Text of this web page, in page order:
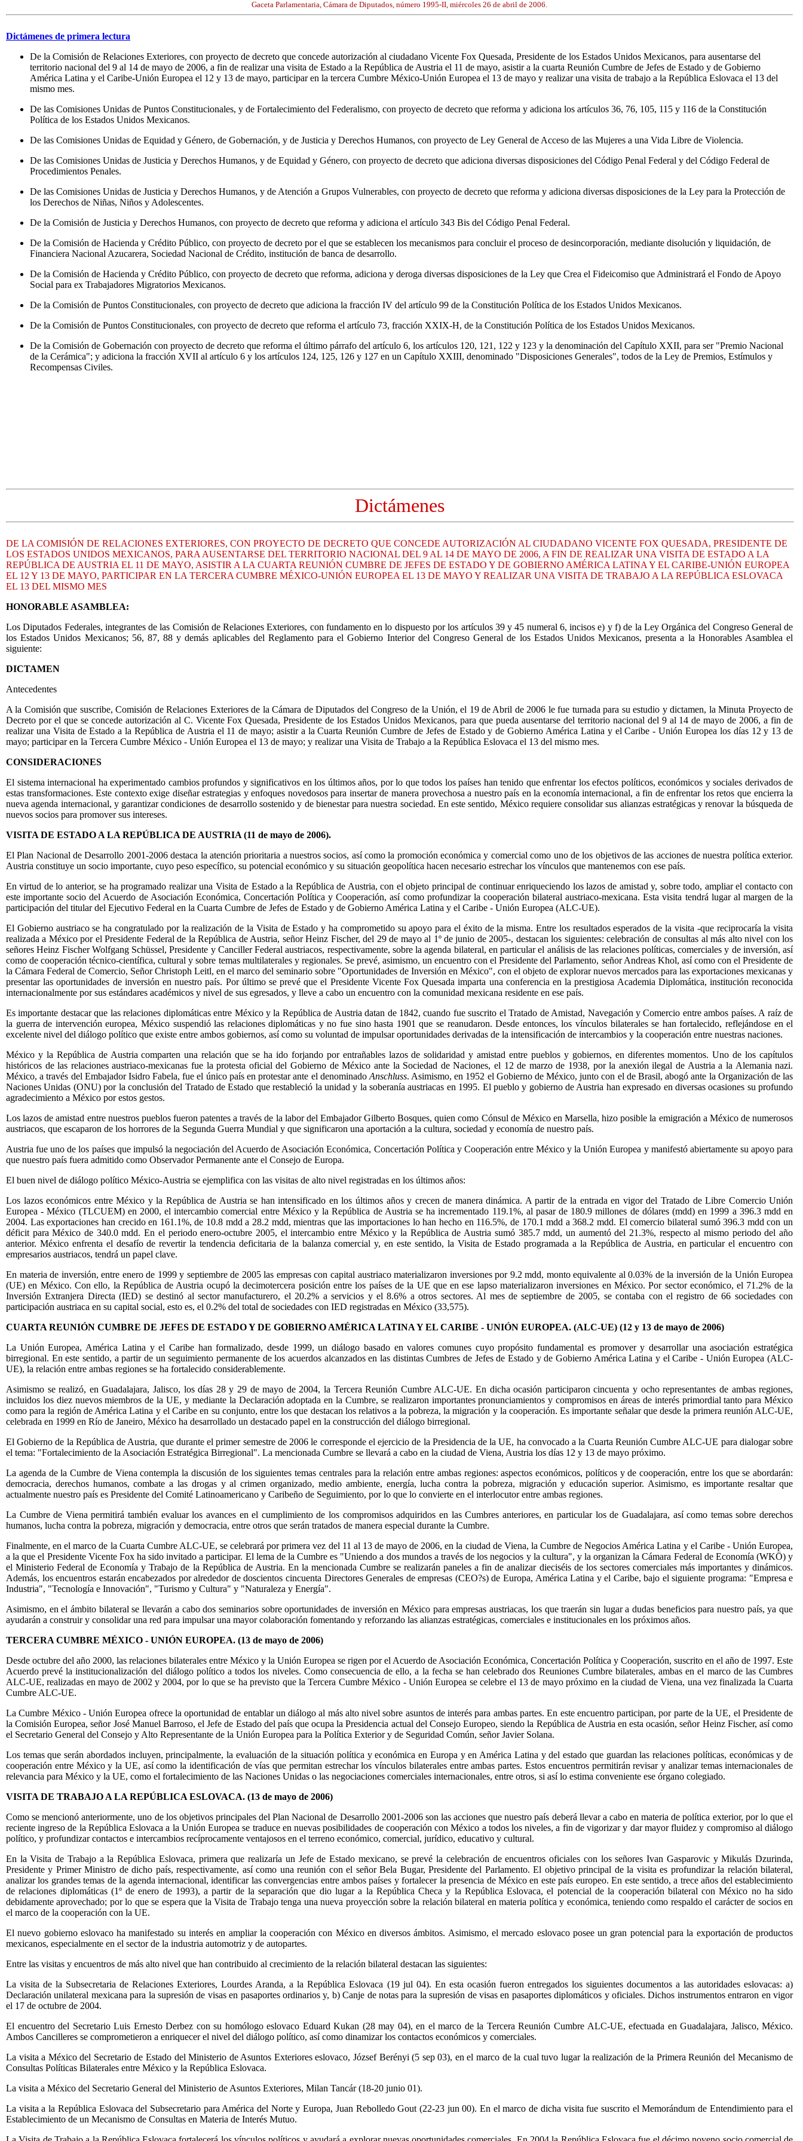
Gaceta Parlamentaria, Cámara de Diputados, número 1995-II, miércoles 26 de abril de 2006.
Dictámenes de primera lectura
De la Comisión de Relaciones Exteriores, con proyecto de decreto que concede autorización al ciudadano Vicente Fox Quesada, Presidente de los Estados Unidos Mexicanos, para ausentarse del
territorio nacional del 9 al 14 de mayo de 2006, a fin de realizar una visita de Estado a la República de Austria el 11 de mayo, asistir a la cuarta Reunión Cumbre de Jefes de Estado y de Gobierno
América Latina y el Caribe-Unión Europea el 12 y 13 de mayo, participar en la tercera Cumbre México-Unión Europea el 13 de mayo y realizar una visita de trabajo a la República Eslovaca el 13 del
mismo mes.
De las Comisiones Unidas de Puntos Constitucionales, y de Fortalecimiento del Federalismo, con proyecto de decreto que reforma y adiciona los artículos 36, 76, 105, 115 y 116 de la Constitución
Política de los Estados Unidos Mexicanos.
De las Comisiones Unidas de Equidad y Género, de Gobernación, y de Justicia y Derechos Humanos, con proyecto de Ley General de Acceso de las Mujeres a una Vida Libre de Violencia.
De las Comisiones Unidas de Justicia y Derechos Humanos, y de Equidad y Género, con proyecto de decreto que adiciona diversas disposiciones del Código Penal Federal y del Código Federal de
Procedimientos Penales.
De las Comisiones Unidas de Justicia y Derechos Humanos, y de Atención a Grupos Vulnerables, con proyecto de decreto que reforma y adiciona diversas disposiciones de la Ley para la Protección de
los Derechos de Niñas, Niños y Adolescentes.
De la Comisión de Justicia y Derechos Humanos, con proyecto de decreto que reforma y adiciona el artículo 343 Bis del Código Penal Federal.
De la Comisión de Hacienda y Crédito Público, con proyecto de decreto por el que se establecen los mecanismos para concluir el proceso de desincorporación, mediante disolución y liquidación, de
Financiera Nacional Azucarera, Sociedad Nacional de Crédito, institución de banca de desarrollo.
De la Comisión de Hacienda y Crédito Público, con proyecto de decreto que reforma, adiciona y deroga diversas disposiciones de la Ley que Crea el Fideicomiso que Administrará el Fondo de Apoyo
Social para ex Trabajadores Migratorios Mexicanos.
De la Comisión de Puntos Constitucionales, con proyecto de decreto que adiciona la fracción IV del artículo 99 de la Constitución Política de los Estados Unidos Mexicanos.
De la Comisión de Puntos Constitucionales, con proyecto de decreto que reforma el artículo 73, fracción XXIX-H, de la Constitución Política de los Estados Unidos Mexicanos.
De la Comisión de Gobernación con proyecto de decreto que reforma el último párrafo del artículo 6, los artículos 120, 121, 122 y 123 y la denominación del Capítulo XXII, para ser "Premio Nacional
de la Cerámica"; y adiciona la fracción XVII al artículo 6 y los artículos 124, 125, 126 y 127 en un Capítulo XXIII, denominado "Disposiciones Generales", todos de la Ley de Premios, Estímulos y
Recompensas Civiles.
Dictámenes
DE LA COMISIÓN DE RELACIONES EXTERIORES, CON PROYECTO DE DECRETO QUE CONCEDE AUTORIZACIÓN AL CIUDADANO VICENTE FOX QUESADA, PRESIDENTE DE
LOS ESTADOS UNIDOS MEXICANOS, PARA AUSENTARSE DEL TERRITORIO NACIONAL DEL 9 AL 14 DE MAYO DE 2006, A FIN DE REALIZAR UNA VISITA DE ESTADO A LA
REPÚBLICA DE AUSTRIA EL 11 DE MAYO, ASISTIR A LA CUARTA REUNIÓN CUMBRE DE JEFES DE ESTADO Y DE GOBIERNO AMÉRICA LATINA Y EL CARIBE-UNIÓN EUROPEA
EL 12 Y 13 DE MAYO, PARTICIPAR EN LA TERCERA CUMBRE MÉXICO-UNIÓN EUROPEA EL 13 DE MAYO Y REALIZAR UNA VISITA DE TRABAJO A LA REPÚBLICA ESLOVACA
EL 13 DEL MISMO MES
HONORABLE ASAMBLEA:
Los Diputados Federales, integrantes de las Comisión de Relaciones Exteriores, con fundamento en lo dispuesto por los artículos 39 y 45 numeral 6, incisos e) y f) de la Ley Orgánica del Congreso General de
los Estados Unidos Mexicanos; 56, 87, 88 y demás aplicables del Reglamento para el Gobierno Interior del Congreso General de los Estados Unidos Mexicanos, presenta a la Honorables Asamblea el
siguiente:
DICTAMEN
Antecedentes
A la Comisión que suscribe, Comisión de Relaciones Exteriores de la Cámara de Diputados del Congreso de la Unión, el 19 de Abril de 2006 le fue turnada para su estudio y dictamen, la Minuta Proyecto de
Decreto por el que se concede autorización al C. Vicente Fox Quesada, Presidente de los Estados Unidos Mexicanos, para que pueda ausentarse del territorio nacional del 9 al 14 de mayo de 2006, a fin de
realizar una Visita de Estado a la República de Austria el 11 de mayo; asistir a la Cuarta Reunión Cumbre de Jefes de Estado y de Gobierno América Latina y el Caribe - Unión Europea los días 12 y 13 de
mayo; participar en la Tercera Cumbre México - Unión Europea el 13 de mayo; y realizar una Visita de Trabajo a la República Eslovaca el 13 del mismo mes.
CONSIDERACIONES
El sistema internacional ha experimentado cambios profundos y significativos en los últimos años, por lo que todos los países han tenido que enfrentar los efectos políticos, económicos y sociales derivados de
estas transformaciones. Este contexto exige diseñar estrategias y enfoques novedosos para insertar de manera provechosa a nuestro país en la economía internacional, a fin de enfrentar los retos que encierra la
nueva agenda internacional, y garantizar condiciones de desarrollo sostenido y de bienestar para nuestra sociedad. En este sentido, México requiere consolidar sus alianzas estratégicas y renovar la búsqueda de
nuevos socios para promover sus intereses.
VISITA DE ESTADO A LA REPÚBLICA DE AUSTRIA (11 de mayo de 2006).
El Plan Nacional de Desarrollo 2001-2006 destaca la atención prioritaria a nuestros socios, así como la promoción económica y comercial como uno de los objetivos de las acciones de nuestra política exterior.
Austria constituye un socio importante, cuyo peso específico, su potencial económico y su situación geopolítica hacen necesario estrechar los vínculos que mantenemos con ese país.
En virtud de lo anterior, se ha programado realizar una Visita de Estado a la República de Austria, con el objeto principal de continuar enriqueciendo los lazos de amistad y, sobre todo, ampliar el contacto con
este importante socio del Acuerdo de Asociación Económica, Concertación Política y Cooperación, así como profundizar la cooperación bilateral austriaco-mexicana. Esta visita tendrá lugar al margen de la
participación del titular del Ejecutivo Federal en la Cuarta Cumbre de Jefes de Estado y de Gobierno América Latina y el Caribe - Unión Europea (ALC-UE).
El Gobierno austriaco se ha congratulado por la realización de la Visita de Estado y ha comprometido su apoyo para el éxito de la misma. Entre los resultados esperados de la visita -que reciprocaría la visita
realizada a México por el Presidente Federal de la República de Austria, señor Heinz Fischer, del 29 de mayo al 1º de junio de 2005-, destacan los siguientes: celebración de consultas al más alto nivel con los
señores Heinz Fischer Wolfgang Schüssel, Presidente y Canciller Federal austriacos, respectivamente, sobre la agenda bilateral, en particular el análisis de las relaciones políticas, comerciales y de inversión, así
como de cooperación técnico-científica, cultural y sobre temas multilaterales y regionales. Se prevé, asimismo, un encuentro con el Presidente del Parlamento, señor Andreas Khol, así como con el Presidente de
la Cámara Federal de Comercio, Señor Christoph Leitl, en el marco del seminario sobre "Oportunidades de Inversión en México", con el objeto de explorar nuevos mercados para las exportaciones mexicanas y
presentar las oportunidades de inversión en nuestro país. Por último se prevé que el Presidente Vicente Fox Quesada imparta una conferencia en la prestigiosa Academia Diplomática, institución reconocida
internacionalmente por sus estándares académicos y nivel de sus egresados, y lleve a cabo un encuentro con la comunidad mexicana residente en ese país.
Es importante destacar que las relaciones diplomáticas entre México y la República de Austria datan de 1842, cuando fue suscrito el Tratado de Amistad, Navegación y Comercio entre ambos países. A raíz de
la guerra de intervención europea, México suspendió las relaciones diplomáticas y no fue sino hasta 1901 que se reanudaron. Desde entonces, los vínculos bilaterales se han fortalecido, reflejándose en el
excelente nivel del diálogo político que existe entre ambos gobiernos, así como su voluntad de impulsar oportunidades derivadas de la intensificación de intercambios y la cooperación entre nuestras naciones.
México y la República de Austria comparten una relación que se ha ido forjando por entrañables lazos de solidaridad y amistad entre pueblos y gobiernos, en diferentes momentos. Uno de los capítulos
históricos de las relaciones austriaco-mexicanas fue la protesta oficial del Gobierno de México ante la Sociedad de Naciones, el 12 de marzo de 1938, por la anexión ilegal de Austria a la Alemania nazi.
México, a través del Embajador Isidro Fabela, fue el único país en protestar ante el denominado Anschluss. Asimismo, en 1952 el Gobierno de México, junto con el de Brasil, abogó ante la Organización de las
Naciones Unidas (ONU) por la conclusión del Tratado de Estado que restableció la unidad y la soberanía austriacas en 1995. El pueblo y gobierno de Austria han expresado en diversas ocasiones su profundo
agradecimiento a México por estos gestos.
Los lazos de amistad entre nuestros pueblos fueron patentes a través de la labor del Embajador Gilberto Bosques, quien como Cónsul de México en Marsella, hizo posible la emigración a México de numerosos
austriacos, que escaparon de los horrores de la Segunda Guerra Mundial y que significaron una aportación a la cultura, sociedad y economía de nuestro país.
Austria fue uno de los países que impulsó la negociación del Acuerdo de Asociación Económica, Concertación Política y Cooperación entre México y la Unión Europea y manifestó abiertamente su apoyo para
que nuestro país fuera admitido como Observador Permanente ante el Consejo de Europa.
El buen nivel de diálogo político México-Austria se ejemplifica con las visitas de alto nivel registradas en los últimos años:
Los lazos económicos entre México y la República de Austria se han intensificado en los últimos años y crecen de manera dinámica. A partir de la entrada en vigor del Tratado de Libre Comercio Unión
Europea - México (TLCUEM) en 2000, el intercambio comercial entre México y la República de Austria se ha incrementado 119.1%, al pasar de 180.9 millones de dólares (mdd) en 1999 a 396.3 mdd en
2004. Las exportaciones han crecido en 161.1%, de 10.8 mdd a 28.2 mdd, mientras que las importaciones lo han hecho en 116.5%, de 170.1 mdd a 368.2 mdd. El comercio bilateral sumó 396.3 mdd con un
déficit para México de 340.0 mdd. En el periodo enero-octubre 2005, el intercambio entre México y la República de Austria sumó 385.7 mdd, un aumentó del 21.3%, respecto al mismo periodo del año
anterior. México enfrenta el desafío de revertir la tendencia deficitaria de la balanza comercial y, en este sentido, la Visita de Estado programada a la República de Austria, en particular el encuentro con
empresarios austriacos, tendrá un papel clave.
En materia de inversión, entre enero de 1999 y septiembre de 2005 las empresas con capital austriaco materializaron inversiones por 9.2 mdd, monto equivalente al 0.03% de la inversión de la Unión Europea
(UE) en México. Con ello, la República de Austria ocupó la decimotercera posición entre los países de la UE que en ese lapso materializaron inversiones en México. Por sector económico, el 71.2% de la
Inversión Extranjera Directa (IED) se destinó al sector manufacturero, el 20.2% a servicios y el 8.6% a otros sectores. Al mes de septiembre de 2005, se contaba con el registro de 66 sociedades con
participación austriaca en su capital social, esto es, el 0.2% del total de sociedades con IED registradas en México (33,575).
CUARTA REUNIÓN CUMBRE DE JEFES DE ESTADO Y DE GOBIERNO AMÉRICA LATINA Y EL CARIBE - UNIÓN EUROPEA. (ALC-UE) (12 y 13 de mayo de 2006)
La Unión Europea, América Latina y el Caribe han formalizado, desde 1999, un diálogo basado en valores comunes cuyo propósito fundamental es promover y desarrollar una asociación estratégica
birregional. En este sentido, a partir de un seguimiento permanente de los acuerdos alcanzados en las distintas Cumbres de Jefes de Estado y de Gobierno América Latina y el Caribe - Unión Europea (ALC-
UE), la relación entre ambas regiones se ha fortalecido considerablemente.
Asimismo se realizó, en Guadalajara, Jalisco, los días 28 y 29 de mayo de 2004, la Tercera Reunión Cumbre ALC-UE. En dicha ocasión participaron cincuenta y ocho representantes de ambas regiones,
incluidos los diez nuevos miembros de la UE, y mediante la Declaración adoptada en la Cumbre, se realizaron importantes pronunciamientos y compromisos en áreas de interés primordial tanto para México
como para la región de América Latina y el Caribe en su conjunto, entre los que destacan los relativos a la pobreza, la migración y la cooperación. Es importante señalar que desde la primera reunión ALC-UE,
celebrada en 1999 en Río de Janeiro, México ha desarrollado un destacado papel en la construcción del diálogo birregional.
El Gobierno de la República de Austria, que durante el primer semestre de 2006 le corresponde el ejercicio de la Presidencia de la UE, ha convocado a la Cuarta Reunión Cumbre ALC-UE para dialogar sobre
el tema: "Fortalecimiento de la Asociación Estratégica Birregional". La mencionada Cumbre se llevará a cabo en la ciudad de Viena, Austria los días 12 y 13 de mayo próximo.
La agenda de la Cumbre de Viena contempla la discusión de los siguientes temas centrales para la relación entre ambas regiones: aspectos económicos, políticos y de cooperación, entre los que se abordarán:
democracia, derechos humanos, combate a las drogas y al crimen organizado, medio ambiente, energía, lucha contra la pobreza, migración y educación superior. Asimismo, es importante resaltar que
actualmente nuestro país es Presidente del Comité Latinoamericano y Caribeño de Seguimiento, por lo que lo convierte en el interlocutor entre ambas regiones.
La Cumbre de Viena permitirá también evaluar los avances en el cumplimiento de los compromisos adquiridos en las Cumbres anteriores, en particular los de Guadalajara, así como temas sobre derechos
humanos, lucha contra la pobreza, migración y democracia, entre otros que serán tratados de manera especial durante la Cumbre.
Finalmente, en el marco de la Cuarta Cumbre ALC-UE, se celebrará por primera vez del 11 al 13 de mayo de 2006, en la ciudad de Viena, la Cumbre de Negocios América Latina y el Caribe - Unión Europea,
a la que el Presidente Vicente Fox ha sido invitado a participar. El lema de la Cumbre es "Uniendo a dos mundos a través de los negocios y la cultura", y la organizan la Cámara Federal de Economía (WKÖ) y
el Ministerio Federal de Economía y Trabajo de la República de Austria. En la mencionada Cumbre se realizarán paneles a fin de analizar dieciséis de los sectores comerciales más importantes y dinámicos.
Además, los encuentros estarán encabezados por alrededor de doscientos cincuenta Directores Generales de empresas (CEO?s) de Europa, América Latina y el Caribe, bajo el siguiente programa: "Empresa e
Industria", "Tecnología e Innovación", "Turismo y Cultura" y "Naturaleza y Energía".
Asimismo, en el ámbito bilateral se llevarán a cabo dos seminarios sobre oportunidades de inversión en México para empresas austriacas, los que traerán sin lugar a dudas beneficios para nuestro país, ya que
ayudarán a construir y consolidar una red para impulsar una mayor colaboración fomentando y reforzando las alianzas estratégicas, comerciales e institucionales en los próximos años.
TERCERA CUMBRE MÉXICO - UNIÓN EUROPEA. (13 de mayo de 2006)
Desde octubre del año 2000, las relaciones bilaterales entre México y la Unión Europea se rigen por el Acuerdo de Asociación Económica, Concertación Política y Cooperación, suscrito en el año de 1997. Este
Acuerdo prevé la institucionalización del diálogo político a todos los niveles. Como consecuencia de ello, a la fecha se han celebrado dos Reuniones Cumbre bilaterales, ambas en el marco de las Cumbres
ALC-UE, realizadas en mayo de 2002 y 2004, por lo que se ha previsto que la Tercera Cumbre México - Unión Europea se celebre el 13 de mayo próximo en la ciudad de Viena, una vez finalizada la Cuarta
Cumbre ALC-UE.
La Cumbre México - Unión Europea ofrece la oportunidad de entablar un diálogo al más alto nivel sobre asuntos de interés para ambas partes. En este encuentro participan, por parte de la UE, el Presidente de
la Comisión Europea, señor José Manuel Barroso, el Jefe de Estado del país que ocupa la Presidencia actual del Consejo Europeo, siendo la República de Austria en esta ocasión, señor Heinz Fischer, así como
el Secretario General del Consejo y Alto Representante de la Unión Europea para la Política Exterior y de Seguridad Común, señor Javier Solana.
Los temas que serán abordados incluyen, principalmente, la evaluación de la situación política y económica en Europa y en América Latina y del estado que guardan las relaciones políticas, económicas y de
cooperación entre México y la UE, así como la identificación de vías que permitan estrechar los vínculos bilaterales entre ambas partes. Estos encuentros permitirán revisar y analizar temas internacionales de
relevancia para México y la UE, como el fortalecimiento de las Naciones Unidas o las negociaciones comerciales internacionales, entre otros, si así lo estima conveniente ese órgano colegiado.
VISITA DE TRABAJO A LA REPÚBLICA ESLOVACA. (13 de mayo de 2006)
Como se mencionó anteriormente, uno de los objetivos principales del Plan Nacional de Desarrollo 2001-2006 son las acciones que nuestro país deberá llevar a cabo en materia de política exterior, por lo que el
reciente ingreso de la República Eslovaca a la Unión Europea se traduce en nuevas posibilidades de cooperación con México a todos los niveles, a fin de vigorizar y dar mayor fluidez y compromiso al diálogo
político, y profundizar contactos e intercambios recíprocamente ventajosos en el terreno económico, comercial, jurídico, educativo y cultural.
En la Visita de Trabajo a la República Eslovaca, primera que realizaría un Jefe de Estado mexicano, se prevé la celebración de encuentros oficiales con los señores Ivan Gasparovic y Mikulás Dzurinda,
Presidente y Primer Ministro de dicho país, respectivamente, así como una reunión con el señor Bela Bugar, Presidente del Parlamento. El objetivo principal de la visita es profundizar la relación bilateral,
analizar los grandes temas de la agenda internacional, identificar las convergencias entre ambos países y fortalecer la presencia de México en este país europeo. En este sentido, a trece años del establecimiento
de relaciones diplomáticas (1º de enero de 1993), a partir de la separación que dio lugar a la República Checa y la República Eslovaca, el potencial de la cooperación bilateral con México no ha sido
debidamente aprovechado; por lo que se espera que la Visita de Trabajo tenga una nueva proyección sobre la relación bilateral en materia política y económica, teniendo como respaldo el carácter de socios en
el marco de la cooperación con la UE.
El nuevo gobierno eslovaco ha manifestado su interés en ampliar la cooperación con México en diversos ámbitos. Asimismo, el mercado eslovaco posee un gran potencial para la exportación de productos
mexicanos, especialmente en el sector de la industria automotriz y de autopartes.
Entre las visitas y encuentros de más alto nivel que han contribuido al crecimiento de la relación bilateral destacan las siguientes:
La visita de la Subsecretaria de Relaciones Exteriores, Lourdes Aranda, a la República Eslovaca (19 jul 04). En esta ocasión fueron entregados los siguientes documentos a las autoridades eslovacas: a)
Declaración unilateral mexicana para la supresión de visas en pasaportes ordinarios y, b) Canje de notas para la supresión de visas en pasaportes diplomáticos y oficiales. Dichos instrumentos entraron en vigor
el 17 de octubre de 2004.
El encuentro del Secretario Luis Ernesto Derbez con su homólogo eslovaco Eduard Kukan (28 may 04), en el marco de la Tercera Reunión Cumbre ALC-UE, efectuada en Guadalajara, Jalisco, México.
Ambos Cancilleres se comprometieron a enriquecer el nivel del diálogo político, así como dinamizar los contactos económicos y comerciales.
La visita a México del Secretario de Estado del Ministerio de Asuntos Exteriores eslovaco, József Berényi (5 sep 03), en el marco de la cual tuvo lugar la realización de la Primera Reunión del Mecanismo de
Consultas Políticas Bilaterales entre México y la República Eslovaca.
La visita a México del Secretario General del Ministerio de Asuntos Exteriores, Milan Tancár (18-20 junio 01).
La visita a la República Eslovaca del Subsecretario para América del Norte y Europa, Juan Rebolledo Gout (22-23 jun 00). En el marco de dicha visita fue suscrito el Memorándum de Entendimiento para el
Establecimiento de un Mecanismo de Consultas en Materia de Interés Mutuo.